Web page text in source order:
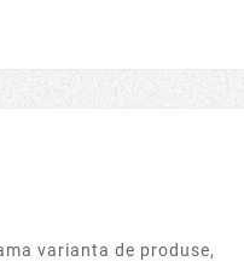
varianta de produse,